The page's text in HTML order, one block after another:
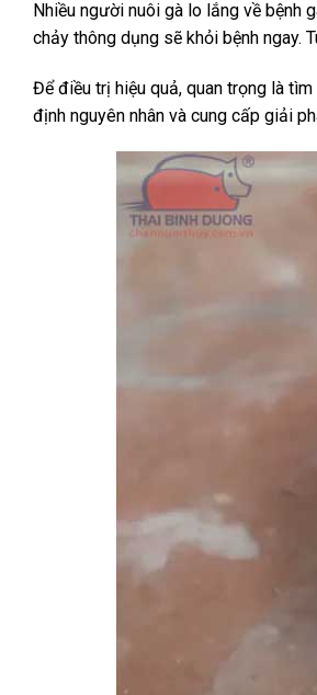
Nhiều người nuôi gà lo lắng về bệnh
chảy thông dụng sẽ khỏi bệnh ngay.
Để điều trị hiệu quả, quan trọng là
định nguyên nhân và cung cấp giải